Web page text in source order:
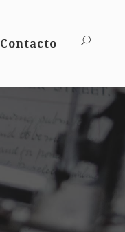
Contacto